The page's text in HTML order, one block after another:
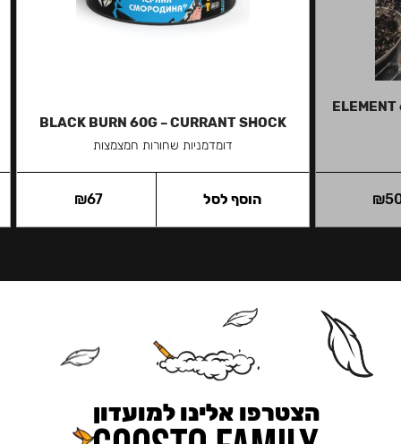
ELEMENT
₪
BLACK BURN 60G – CURRANT SHOCK
דומדמניות שחורות חמצמצות
₪67 הוסף לסל
הצטרפו אלינו למועדון